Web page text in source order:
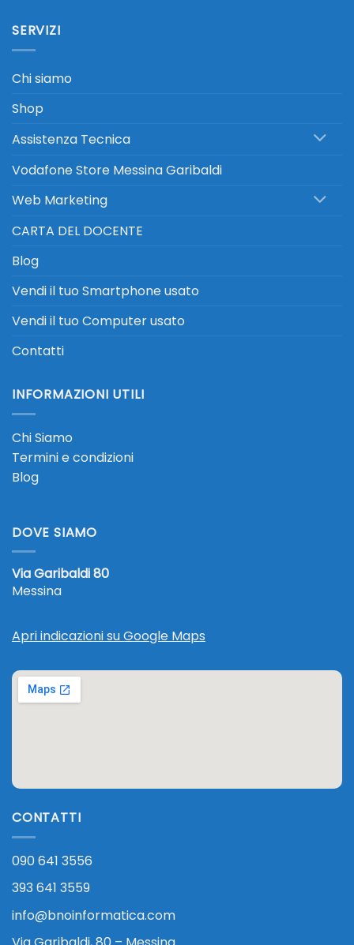
SERVIZI
Chi siamo
Shop
Assistenza Tecnica
Vodafone Store Messina Garibaldi
Web Marketing
CARTA DEL DOCENTE
Blog
Vendi il tuo Smartphone usato
Vendi il tuo Computer usato
Contatti
INFORMAZIONI UTILI
Chi Siamo
Termini e condizioni
Blog
DOVE SIAMO
Via Garibaldi 80
Messina
Apri indicazioni su Google Maps
CONTATTI
090 641 3556
393 641 3559
info@bnoinformatica.com